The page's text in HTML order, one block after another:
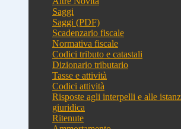
Saggi
Saggi (PDF)
Scadenzario fiscale
Normativa fiscale
Codici tributo e catastali
Dizionario tributario
Tasse e attività
Codici attività
Risposte agli interpelli e alle
giuridica
Ritenute